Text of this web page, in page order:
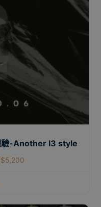
驗-Another I3 style
5,200